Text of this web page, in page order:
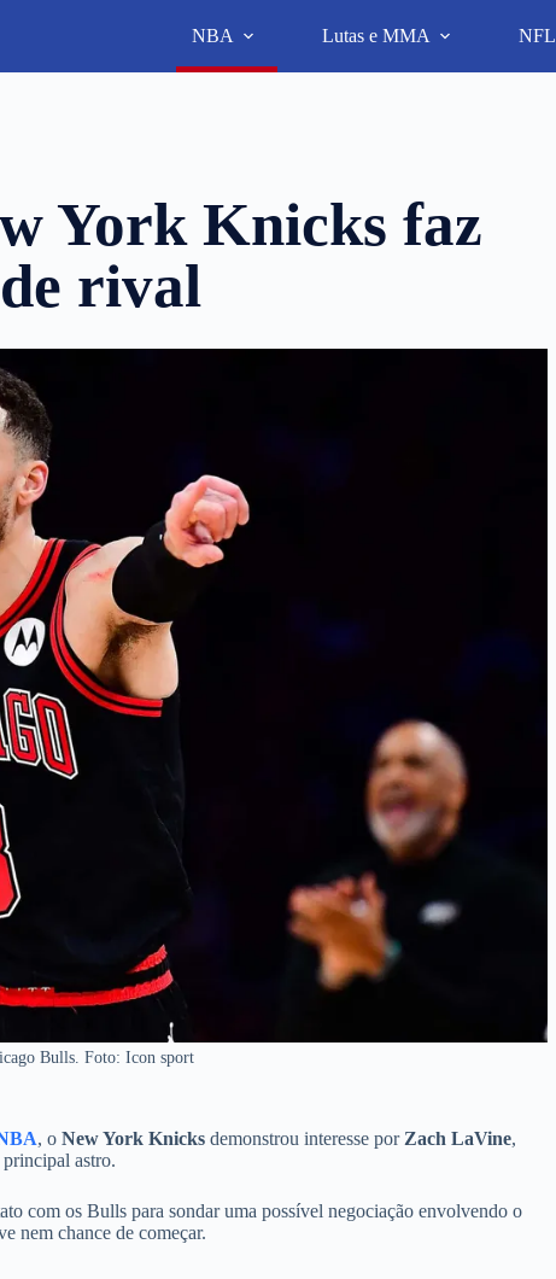
NBA Lutas e MMA NFL
York Knicks faz
rival
Bulls. Foto: Icon sport
, oNew York Knicks demonstrou interesse por Zach LaVine,
astro.
com os Bulls para sondar uma possível negociação envolvendo o
nem chance de começar.